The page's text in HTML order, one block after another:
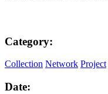
Category:
Collection Network Project
Date: